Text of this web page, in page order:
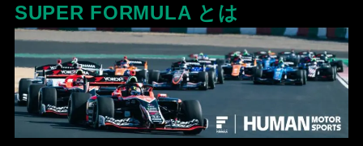
SUPER FORMULA とは